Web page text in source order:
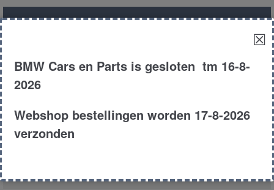
Productnummer(graag melden bij
8518
Model : E39
Type :
☒
BMW Cars en Parts is gesloten tm 16-8-
2026
Webshop bestellingen worden 17-8-2026
verzonden